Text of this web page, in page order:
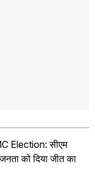
Election: सीएम
को दिया जीत का